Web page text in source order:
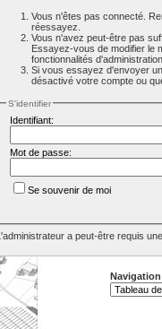
Vous n'êtes pas connecté.
réessayez.
Vous n'avez peut-être pas
Essayez-vous de modifier le
fonctionnalités
Si vous essayez d'envoyer
désactivé votre compte ou
S'identifier
Identifiant:
Mot de passe:
Se souvenir de moi
L'administrateur a peut-être requis